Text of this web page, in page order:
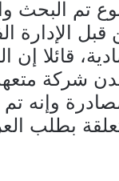
تم البحث
الإدارة
قائلا إن
شركة
وإنه تم
بطلب